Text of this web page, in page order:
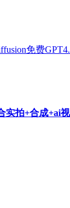
免费
实拍+合成+ai